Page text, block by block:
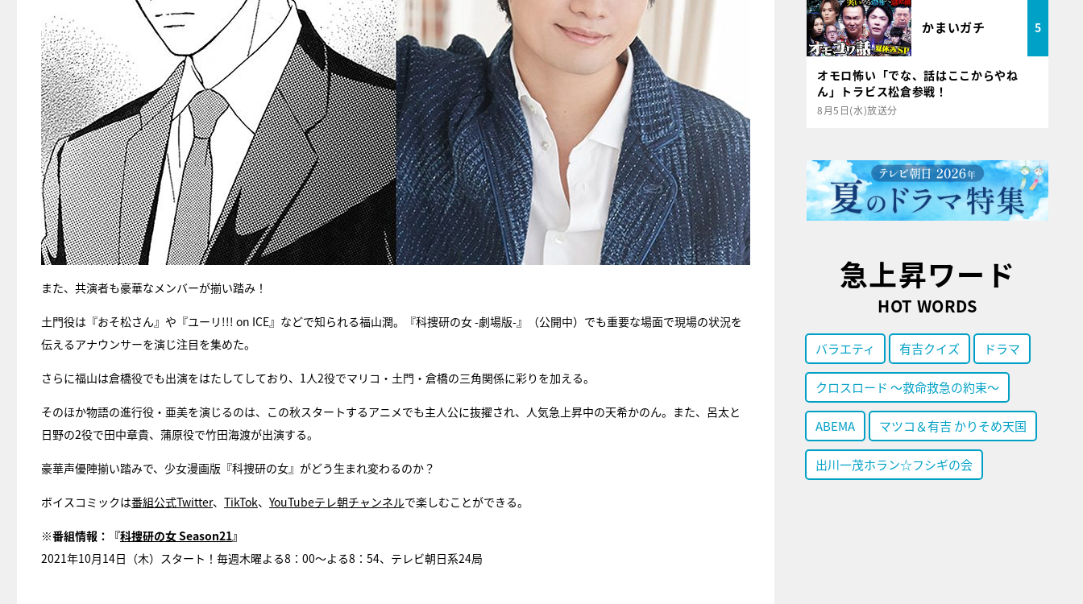
また、共演者も豪華なメンバーが揃い踏み！
土門役は『おそ松さん』や『ユーリ!!! on ICE』などで知られる福山潤。『科捜研の女 -劇場版-』（公開中）でも重要な場面で現場の状況を
伝えるアナウンサーを演じ注目を集めた。
さらに福山は倉橋役でも出演をはたしてしており、1人2役でマリコ・土門・倉橋の三角関係に彩りを加える。
そのほか物語の進行役・亜美を演じるのは、この秋スタートするアニメでも主人公に抜擢され、人気急上昇中の天希かのん。また、呂太と
日野の2役で田中章貴、蒲原役で竹田海渡が出演する。
豪華声優陣揃い踏みで、少女漫画版『科捜研の女』がどう生まれ変わるのか？
ボイスコミックは番組公式Twitter、 TikTok、 YouTubeテレ朝チャンネルで楽しむことができる。
※番組情報：『科捜研の女 Season21』
2021年10月14日（木）スタート！毎週木曜よる8：00～よる8：54、テレビ朝日系24局
かまいガチ 5
オモロ怖い「でな、話はここからやね
ん」トラビス松倉参戦！
8月5日(水)放送分
急上昇ワード
HOT WORDS
バラエティ 有吉クイズ ドラマ
クロスロード ～救命救急の約束～
ABEMA マツコ＆有吉 かりそめ天国
出川一茂ホラン☆フシギの会